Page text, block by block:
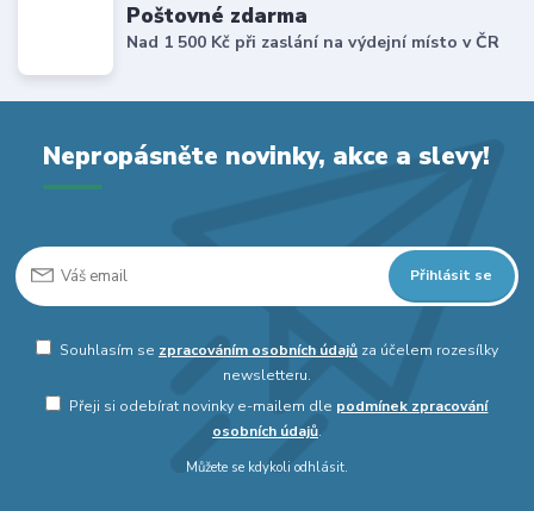
Poštovné zdarma
Nad 1 500 Kč při zaslání na výdejní místo v ČR
Nepropásněte novinky, akce a slevy!
Přihlásit se
Souhlasím se zpracováním osobních údajůza účelem rozesílky
newsletteru.
Přeji si odebírat novinky e-mailem dle podmínek zpracování
osobních údajů.
Můžete se kdykoli odhlásit.